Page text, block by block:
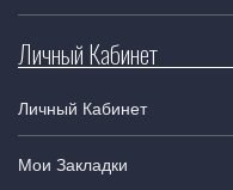
Личный Кабинет
Личный Кабинет
Мои Закладки